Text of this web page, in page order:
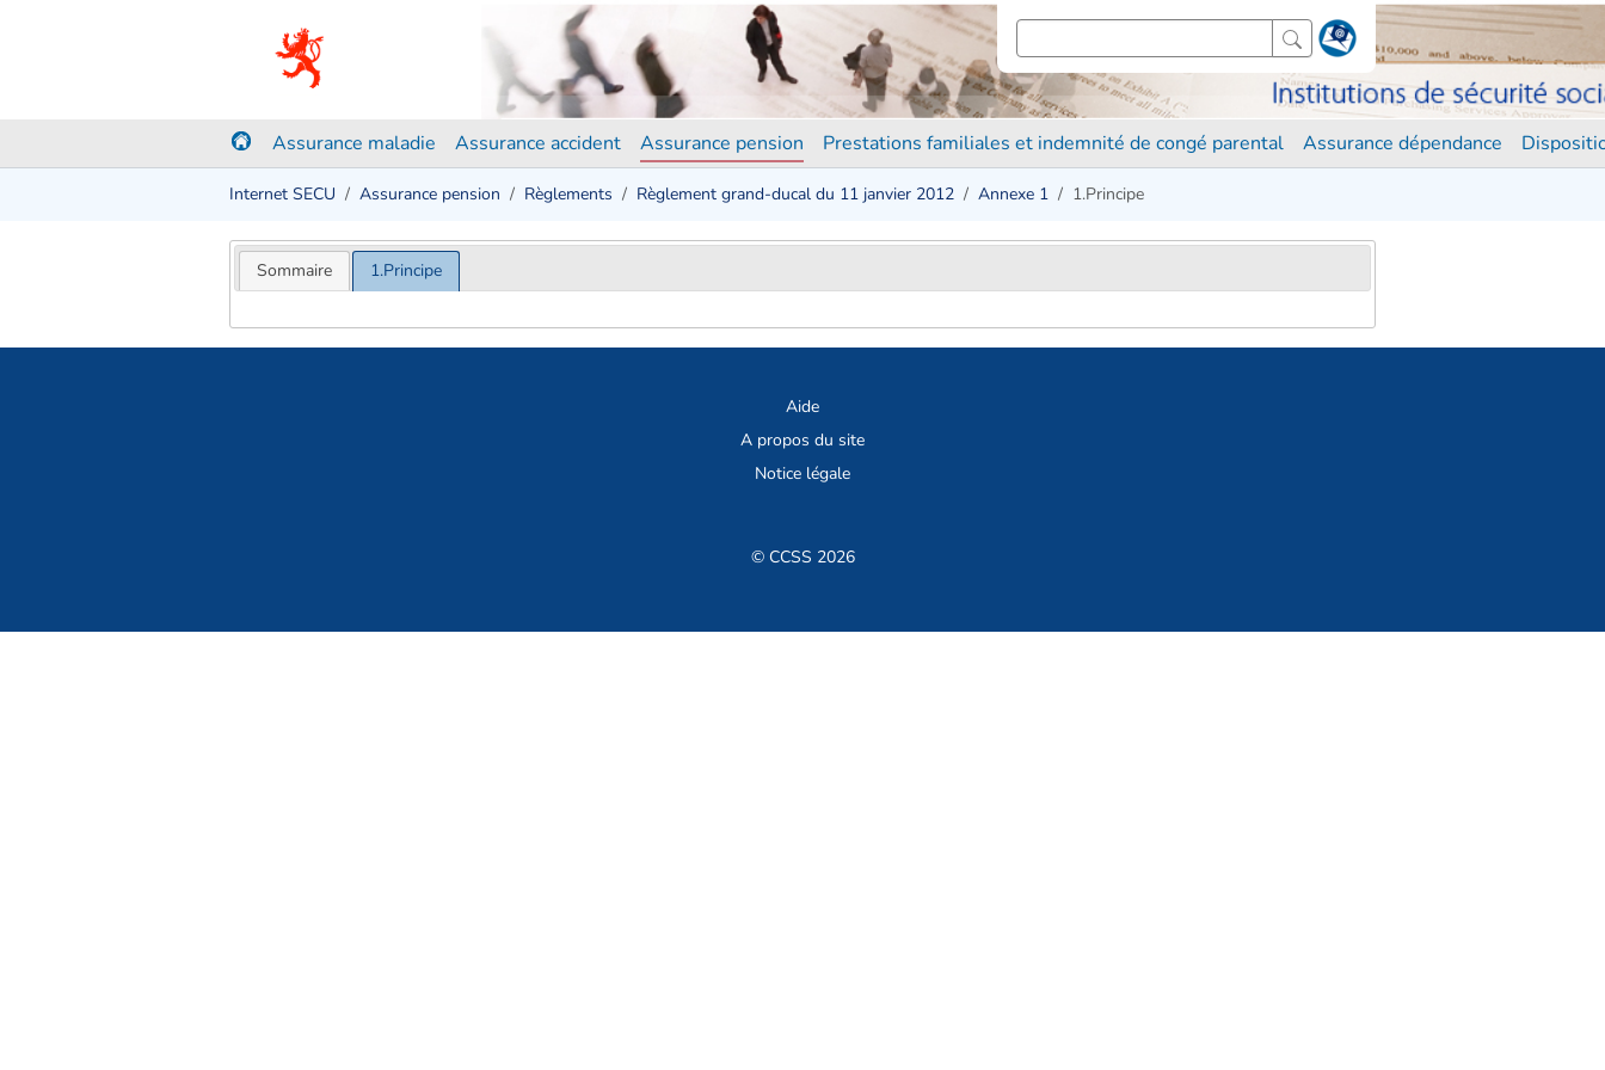
Assurance maladie Assurance accident Assurance pension Prestations familiales et indemnité de congé parental Assurance dépendance
Internet SECU Assurance pension Règlements Règlement grand-ducal du 11 janvier 2012 Annexe 1 1.Principe
Sommaire 1.Principe
Aide
A propos du site
Notice légale
© CCSS 2026